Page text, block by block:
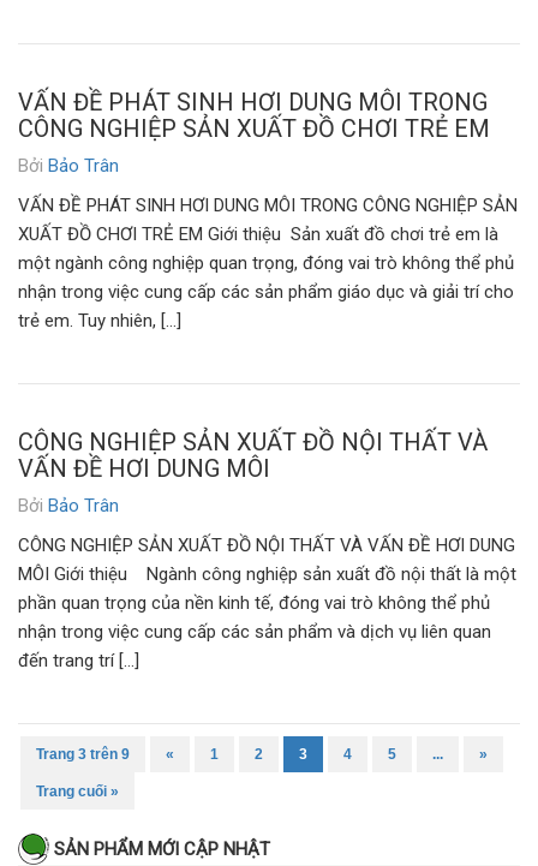
VẤN ĐỀ PHÁT SINH HƠI DUNG MÔI TRONG
CÔNG NGHIỆP SẢN XUẤT ĐỒ CHƠI TRẺ EM
Bởi Bảo Trân
VẤN ĐỀ PHÁT SINH HƠI DUNG MÔI TRONG CÔNG NGHIỆP SẢN
XUẤT ĐỒ CHƠI TRẺ EM Giới thiệu Sản xuất đồ chơi trẻ em là
một ngành công nghiệp quan trọng, đóng vai trò không thể phủ
nhận trong việc cung cấp các sản phẩm giáo dục và giải trí cho
trẻ em. Tuy nhiên, […]
CÔNG NGHIỆP SẢN XUẤT ĐỒ NỘI THẤT VÀ
VẤN ĐỀ HƠI DUNG MÔI
Bởi Bảo Trân
CÔNG NGHIỆP SẢN XUẤT ĐỒ NỘI THẤT VÀ VẤN ĐỀ HƠI DUNG
MÔI Giới thiệu Ngành công nghiệp sản xuất đồ nội thất là một
phần quan trọng của nền kinh tế, đóng vai trò không thể phủ
nhận trong việc cung cấp các sản phẩm và dịch vụ liên quan
đến trang trí […]
Trang 3 trên 9 « 1 2 3 4 5 ... »
Trang cuối »
SẢN PHẨM MỚI CẬP NHẬT